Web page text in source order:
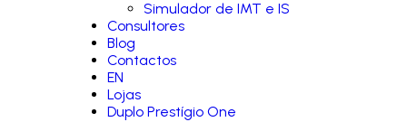
Simulador de IMT e IS
Consultores
Blog
Contactos
EN
Lojas
Duplo Prestígio One